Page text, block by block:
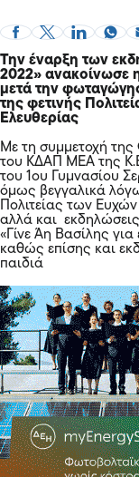
Την έναρξη των
2022» ανακοίνωσε
μετά την
της φετινής
Ελευθερίας
Με τη συμμετοχή
του ΚΔΑΠ ΜΕΑ της
του 1ου Γυμνασίου
όμως βεγγαλικά
Πολιτείας των
αλλά και
«Γίνε Άη Βασίλης
καθώς επίσης και
παιδιά